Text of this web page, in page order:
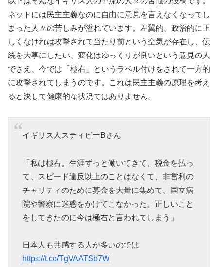
ネットには民主主義なのに自由に意見を言えなくなってし
まった人々の苦しみが溢れています。左翼的、政治的に正
しくなければ攻撃されて当たり前という空気が存在し、伝
統を大事にしたい、変化はゆっくりが良いという意見の人
でさえ、今では「極右」というラベル付けをされて一方的
に攻撃されてしまうのです。これは民主主義の原理を考え
ると決して健康的な状況ではありません。
イギリス人スティビーBさん
「私は極右。生涯ずっと働いてきて、税金を払っ
て、スピード違反以上のことはなくて、非営利の
チャリティのために募金を大量に集めて、国立病
院や警察に迷惑をかけてこなかった。正しいこと
をしてきたのに今は極右と言われてしまう」
日本人も共感する人が多いのでは
https://t.co/TgVAATSb7W